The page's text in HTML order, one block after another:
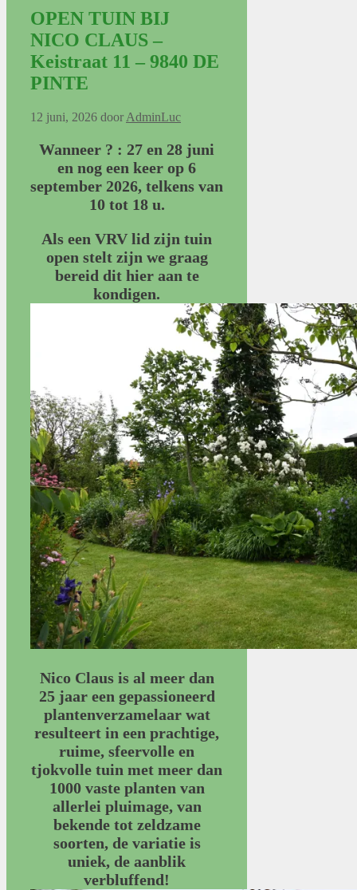
OPEN TUIN BIJ
NICO CLAUS –
Keistraat 11 – 9840 DE
PINTE
12 juni, 2026 door AdminLuc
Wanneer ? : 27 en 28 juni
en nog een keer op 6
september 2026, telkens van
10 tot 18 u.
Als een VRV lid zijn tuin
open stelt zijn we graag
bereid dit hier aan te
kondigen.
Nico Claus is al meer dan
25 jaar een gepassioneerd
plantenverzamelaar wat
resulteert in een prachtige,
ruime, sfeervolle en
tjokvolle tuin met meer dan
1000 vaste planten van
allerlei pluimage, van
bekende tot zeldzame
soorten, de variatie is
uniek, de aanblik
verbluffend!